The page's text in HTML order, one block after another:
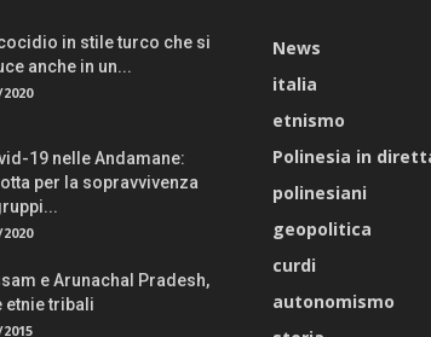
in stile turco che si
anche in un...
19 nelle Andamane:
per la sopravvivenza
e Arunachal Pradesh,
etnie tribali
News
italia
etnismo
Polinesia in
polinesiani
geopolitica
curdi
autonomismo